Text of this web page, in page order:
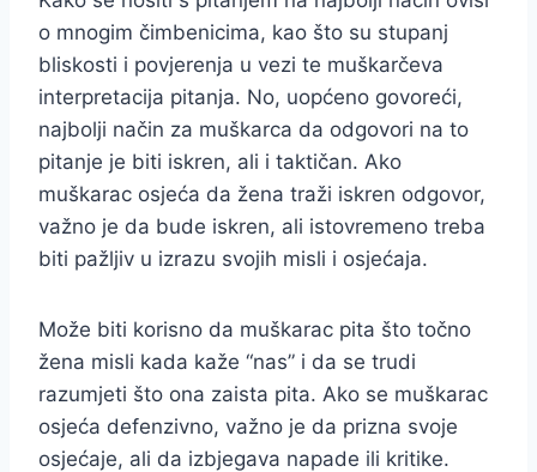
o mnogim čimbenicima, kao što su stupanj
bliskosti i povjerenja u vezi te muškarčeva
interpretacija pitanja. No, uopćeno govoreći,
najbolji način za muškarca da odgovori na to
pitanje je biti iskren, ali i taktičan. Ako
muškarac osjeća da žena traži iskren odgovor,
važno je da bude iskren, ali istovremeno treba
biti pažljiv u izrazu svojih misli i osjećaja.
Može biti korisno da muškarac pita što točno
žena misli kada kaže “nas” i da se trudi
razumjeti što ona zaista pita. Ako se muškarac
osjeća defenzivno, važno je da prizna svoje
osjećaje, ali da izbjegava napade ili kritike.